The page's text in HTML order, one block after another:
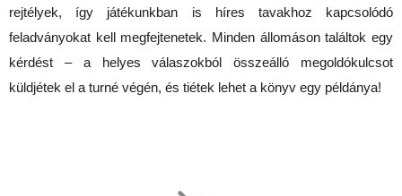
rejtélyek, így játékunkban is híres tavakhoz kapcsolódó
feladványokat kell megfejtenetek. Minden állomáson találtok egy
kérdést – a helyes válaszokból összeálló megoldókulcsot
küldjétek el a turné végén, és tiétek lehet a könyv egy példánya!